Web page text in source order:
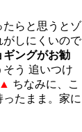
たらと思うとゾ
がしにくいので
ギングがお勧
う 追いつけ
▲ ちなみに、こ
たまま。家に